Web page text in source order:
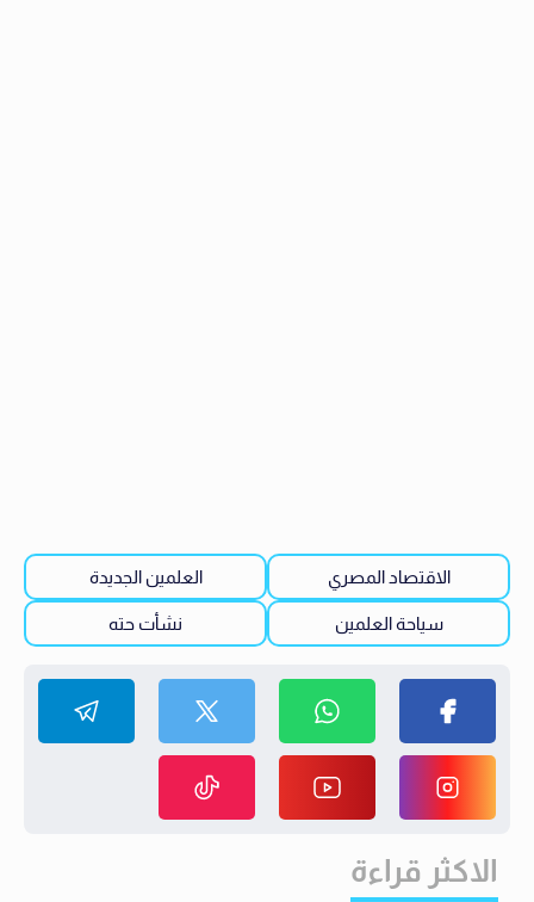
الاقتصاد المصري العلمين الجديدة
سياحة العلمين نشأت حته
الاكثر قراءة